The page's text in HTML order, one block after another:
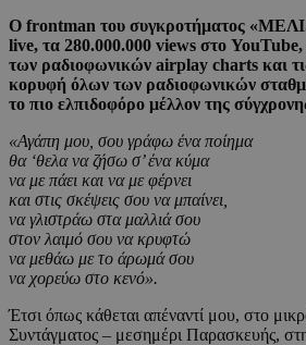
Ο frontman του συγκροτήματος
live, τα 280.000.000 views στο
των ραδιοφωνικών airplay charts και
κορυφή όλων των ραδιοφωνικών
το πιο ελπιδοφόρο μέλλον της
«Αγάπη μου, σου γράφω ένα ποίημα
θα ‘θελα να ζήσω σ’ ένα κύμα
να με πάει και να με φέρνει
και στις σκέψεις σου να μπαίνει,
να γλιστράω στα μαλλιά σου
στον λαιμό σου να κρυφτώ
να μεθάω με το άρωμά σου
να χορεύω στο κενό».
Έτσι όπως κάθεται απέναντί μου, στο
Συντάγματος – μεσημέρι Παρασκευής,